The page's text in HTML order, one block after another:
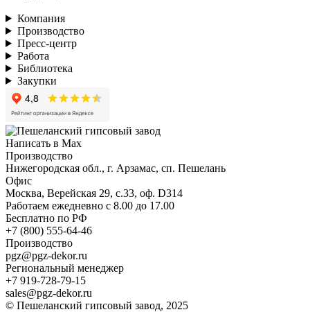
Компания
Производство
Пресс-центр
Работа
Библиотека
Закупки
Написать в Max
Производство
Нижегородская обл., г. Арзамас, сп. Пешелань
Офис
Москва, Верейская 29, с.33, оф. D314
Работаем ежедневно с 8.00 до 17.00
Бесплатно по РФ
+7 (800) 555-64-46
Производство
pgz@pgz-dekor.ru
Региональный менеджер
+7 919-728-79-15
sales@pgz-dekor.ru
© Пешеланский гипсовый завод, 2025